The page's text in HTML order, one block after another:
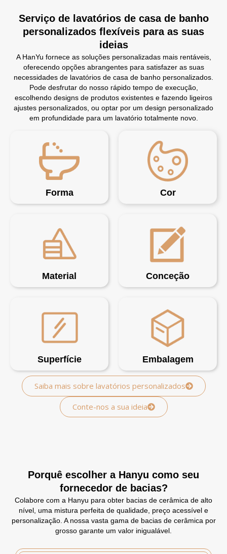
Serviço de lavatórios de casa de banho
personalizados flexíveis para as suas
ideias
A HanYu fornece as soluções personalizadas mais rentáveis,
oferecendo opções abrangentes para satisfazer as suas
necessidades de lavatórios de casa de banho personalizados.
Pode desfrutar do nosso rápido tempo de execução,
escolhendo designs de produtos existentes e fazendo ligeiros
ajustes personalizados, ou optar por um design personalizado
em profundidade para um lavatório totalmente novo.
Forma Cor
Material Conceção
Superfície Embalagem
Saiba mais sobre lavatórios personalizados
Conte-nos a sua ideia
Porquê escolher a Hanyu como seu
fornecedor de bacias?
Colabore com a Hanyu para obter bacias de cerâmica de alto
nível, uma mistura perfeita de qualidade, preço acessível e
personalização. A nossa vasta gama de bacias de cerâmica por
grosso garante um valor inigualável.